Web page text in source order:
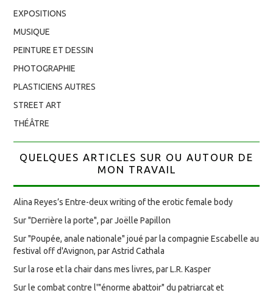
EXPOSITIONS
MUSIQUE
PEINTURE ET DESSIN
PHOTOGRAPHIE
PLASTICIENS AUTRES
STREET ART
THÉÂTRE
QUELQUES ARTICLES SUR OU AUTOUR DE
MON TRAVAIL
Alina Reyes’s Entre-deux writing of the erotic female body
Sur "Derrière la porte", par Joëlle Papillon
Sur "Poupée, anale nationale" joué par la compagnie Escabelle au
festival off d'Avignon, par Astrid Cathala
Sur la rose et la chair dans mes livres, par L.R. Kasper
Sur le combat contre l'"énorme abattoir" du patriarcat et